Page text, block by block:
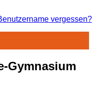
vergessen?
Gymnasium